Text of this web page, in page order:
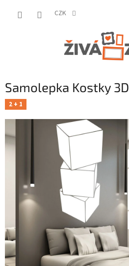
CZK
Samolepka Kostky 3D
2 + 1